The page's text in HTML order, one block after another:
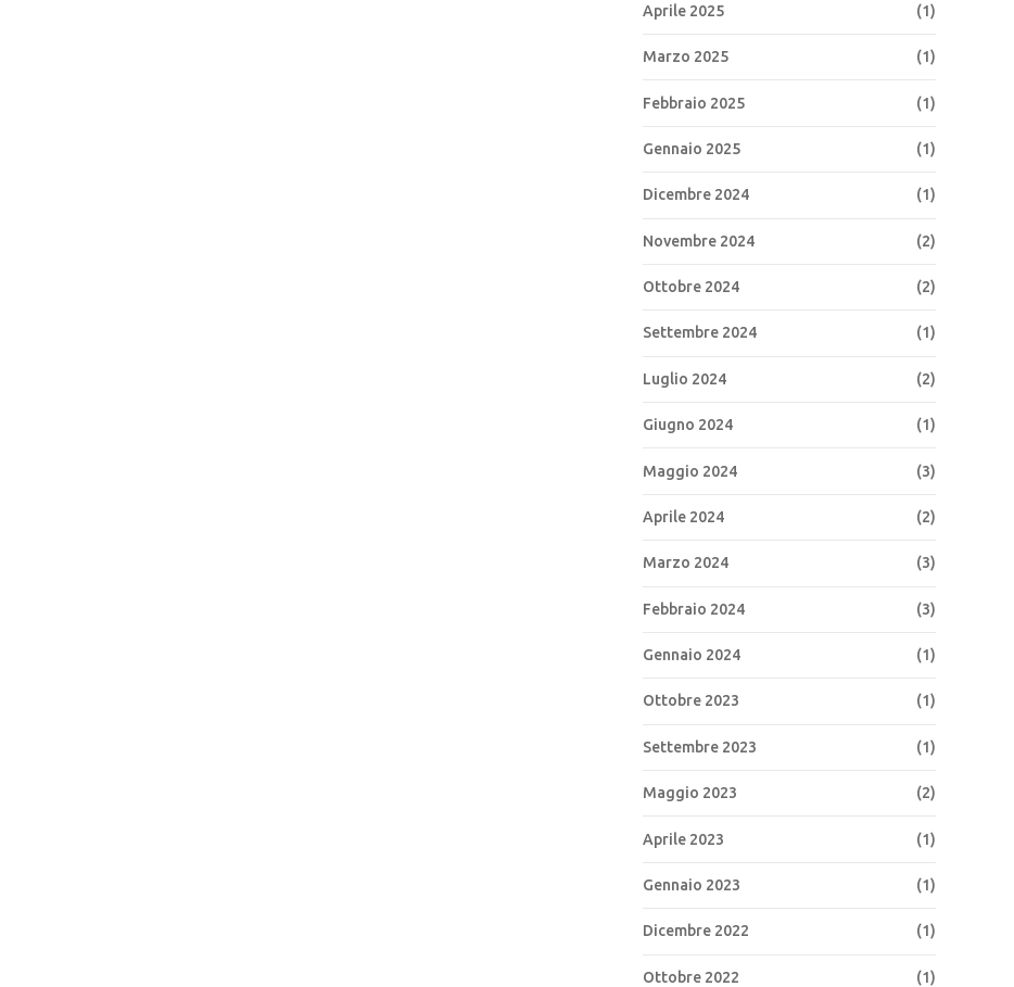
Aprile 2025 (1)
Marzo 2025 (1)
Febbraio 2025 (1)
Gennaio 2025 (1)
Dicembre 2024 (1)
Novembre 2024 (2)
Ottobre 2024 (2)
Settembre 2024 (1)
Luglio 2024 (2)
Giugno 2024 (1)
Maggio 2024 (3)
Aprile 2024 (2)
Marzo 2024 (3)
Febbraio 2024 (3)
Gennaio 2024 (1)
Ottobre 2023 (1)
Settembre 2023 (1)
Maggio 2023 (2)
Aprile 2023 (1)
Gennaio 2023 (1)
Dicembre 2022 (1)
Ottobre 2022 (1)